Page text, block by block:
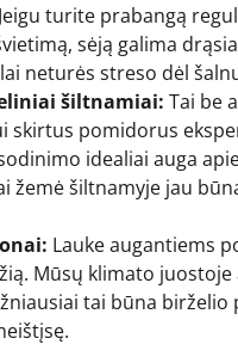
Jeigu turite prabangą
sėją galima
neturės streso dėl
šiltnamiai: Tai be
skirtus pomidorus
idealiai auga
žemė šiltnamyje jau
Lauke augantiems
Mūsų klimato
tai būna